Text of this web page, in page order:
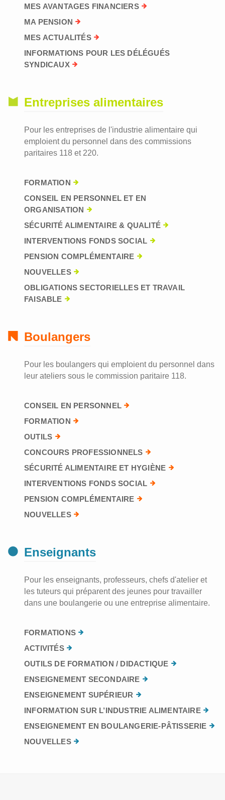
MES AVANTAGES FINANCIERS
MA PENSION
MES ACTUALITÉS
INFORMATIONS POUR LES DÉLÉGUÉS
SYNDICAUX
Entreprises alimentaires
Pour les entreprises de l'industrie alimentaire qui
emploient du personnel dans des commissions
paritaires 118 et 220.
FORMATION
CONSEIL EN PERSONNEL ET EN
ORGANISATION
SÉCURITÉ ALIMENTAIRE & QUALITÉ
INTERVENTIONS FONDS SOCIAL
PENSION COMPLÉMENTAIRE
NOUVELLES
OBLIGATIONS SECTORIELLES ET TRAVAIL
FAISABLE
Boulangers
Pour les boulangers qui emploient du personnel dans
leur ateliers sous le commission paritaire 118.
CONSEIL EN PERSONNEL
FORMATION
OUTILS
CONCOURS PROFESSIONNELS
SÉCURITÉ ALIMENTAIRE ET HYGIÈNE
INTERVENTIONS FONDS SOCIAL
PENSION COMPLÉMENTAIRE
NOUVELLES
Enseignants
Pour les enseignants, professeurs, chefs d'atelier et
les tuteurs qui préparent des jeunes pour travailler
dans une boulangerie ou une entreprise alimentaire.
FORMATIONS
ACTIVITÉS
OUTILS DE FORMATION / DIDACTIQUE
ENSEIGNEMENT SECONDAIRE
ENSEIGNEMENT SUPÉRIEUR
INFORMATION SUR L’INDUSTRIE ALIMENTAIRE
ENSEIGNEMENT EN BOULANGERIE-PÂTISSERIE
NOUVELLES